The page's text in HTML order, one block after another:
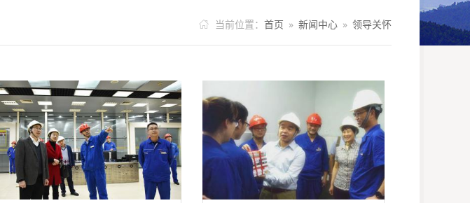
 当前位置： 首页 » 新闻中心 » 领导关怀